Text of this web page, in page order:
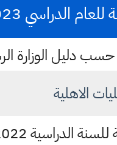
الدراسي 2023
دليل الوزارة
الاهلية
2022 - 2023